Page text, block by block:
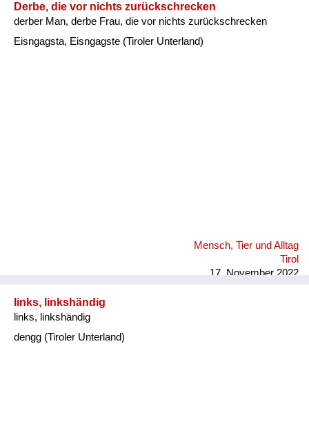
Derbe, die vor nichts zurückschrecken
derber Man, derbe Frau, die vor nichts zurückschrecken
Eisngagsta, Eisngagste (Tiroler Unterland)
Mensch, Tier und Alltag
Tirol
17. November 2022
links, linkshändig
links, linkshändig
dengg (Tiroler Unterland)